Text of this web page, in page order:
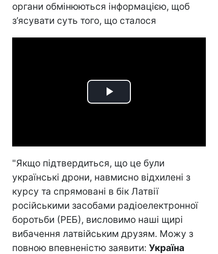
органи обмінюються інформацією, щоб
з’ясувати суть того, що сталося
Play
"Якщо підтвердиться, що це були
українські дрони, навмисно відхилені з
курсу та спрямовані в бік Латвії
російськими засобами радіоелектронної
боротьби (РЕБ), висловимо наші щирі
вибачення латвійським друзям. Можу з
повною впевненістю заявити: Україна